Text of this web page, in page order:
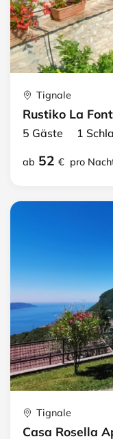
Tignale
Rustiko La
5 Gäste 1
ab 52 € pro
Tignale
Casa Rosella